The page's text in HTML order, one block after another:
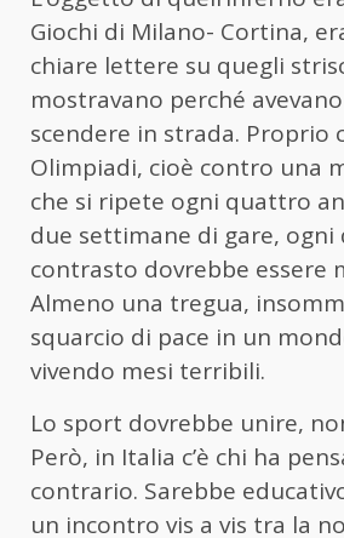
Giochi di Milano- Cortina,
chiare lettere su quegli
mostravano perché
scendere in strada. Proprio
Olimpiadi, cioè contro una
che si ripete ogni quattro
due settimane di gare, ogni
contrasto dovrebbe essere
Almeno una tregua,
squarcio di pace in un
vivendo mesi terribili.
Lo sport dovrebbe unire,
Però, in Italia c’è chi ha
contrario. Sarebbe
un incontro vis a vis tra la